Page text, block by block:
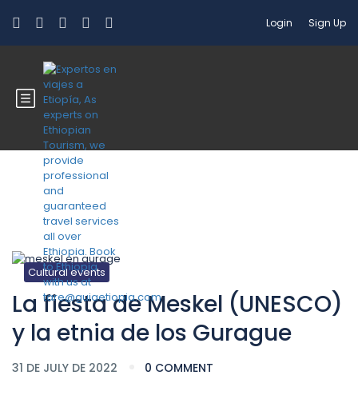
Login Sign Up
Blog
Cultural events
La fiesta de Meskel (UNESCO)
y la etnia de los Gurague
31 DE JULY DE 2022 0 COMMENT